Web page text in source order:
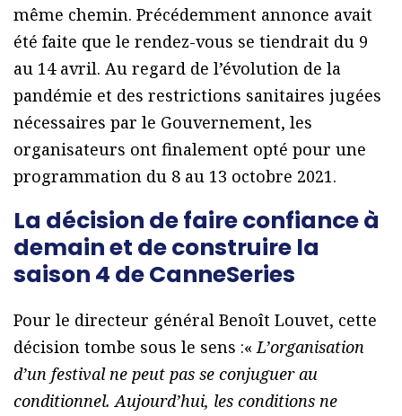
même chemin. Précédemment annonce avait
été faite que le rendez-vous se tiendrait du 9
au 14 avril. Au regard de l’évolution de la
pandémie et des restrictions sanitaires jugées
nécessaires par le Gouvernement, les
organisateurs ont finalement opté pour une
programmation du 8 au 13 octobre 2021.
La décision de faire confiance à
demain et de construire la
saison 4 de CanneSeries
Pour le directeur général Benoît Louvet, cette
décision tombe sous le sens :«L’organisation
d’un festival ne peut pas se conjuguer au
conditionnel. Aujourd’hui, les conditions ne